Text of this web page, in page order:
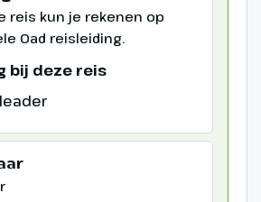
reis kun je rekenen op
Oad reisleiding.
bij deze reis